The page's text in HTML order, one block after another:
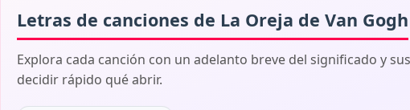
Letras de canciones de La Oreja de Van Gogh
Explora cada canción con un adelanto breve del significado y
decidir rápido qué abrir.